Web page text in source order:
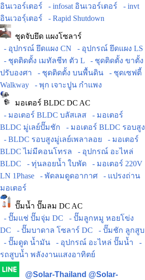
อินเวอร์เตอร์
- infosat อินเวอร์เตอร์
- invt
อินเวอร์ฺเตอร์
- Rapid Shutdown
ชุดจับยึด แผงโซลาร์
- อุปกรณ์ ยึดแผง CN
- อุปกรณ์ ยึดแผง LS
- ชุดติดตั้ง เมทัลชีท ตัว L
- ชุดติดตั้ง ขาตั้ง
ปรับองศา
- ชุดติดตั้ง บนพื้นดิน
- ชุดเซฟตี้
Walkway
- พุก เจาะปูน กำแพง
มอเตอร์ BLDC DC AC
- มอเตอร์ BLDC บลัสเลส
- มอเตอร์
BLDC มู่เลย์ปั๊มชัก
- มอเตอร์ BLDC รอบสูง
- BLDC รอบสูงมู่เลย์เพลาลอย
- มอเตอร์
BLDC ไม่มีคอนโทรล
- อุปกรณ์ อะไหล่
BLDC
- ทุ่นลอยน้ำ ใบพัด
- มอเตอร์ 220V
LN 1Phase
- พัดลมดูดอากาศ
- แปรงถ่าน
มอเตอร์
ปั๊มน้ำ ปั๊มลม DC AC
- ปั๊มแช่ ปั๊มจุ่ม DC
- ปั๊มลูกหมู หอยโข่ง
DC
- ปั๊มบาดาล โซลาร์ DC
- ปั๊มชัก ลูกสูบ
- ปั๊มดูด น้ำมัน
- อุปกรณ์ อะไหล่ ปั๊มน้ำ
-
รถสูบน้ำ พลังงานแสงอาทิตย์
@Solar-Thailand @Solar-